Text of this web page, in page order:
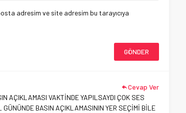
adresim ve site adresim bu tarayıcıya
AÇIKLAMASI VAKTİNDE YAPILSAYDI ÇOK SES
BASIN AÇIKLAMASININ YER SEÇİMİ BİLE
Cevap Ver